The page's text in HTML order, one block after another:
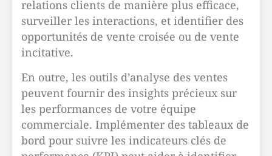
relations clients de manière plus efficace,
surveiller les interactions, et identifier des
opportunités de vente croisée ou de vente
incitative.
En outre, les outils d’analyse des ventes
peuvent fournir des insights précieux sur
les performances de votre équipe
commerciale. Implémenter des tableaux de
bord pour suivre les indicateurs clés de